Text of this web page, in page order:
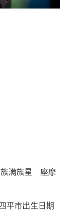
满族星 座摩
平市出生日期